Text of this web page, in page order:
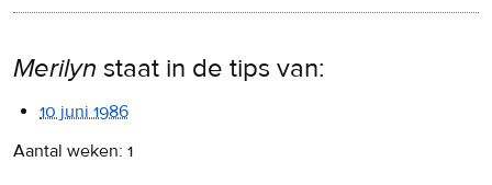
Merilyn staat in de tips van:
10 juni 1986
Aantal weken: 1